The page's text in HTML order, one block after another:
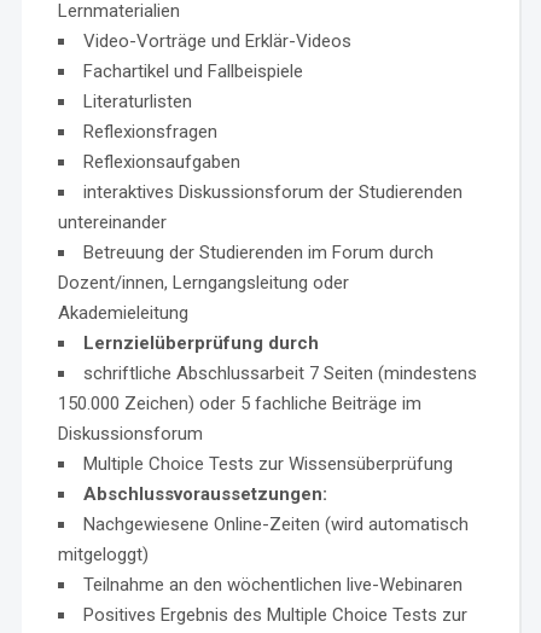
Lernmaterialien
Video-Vorträge und Erklär-Videos
Fachartikel und Fallbeispiele
Literaturlisten
Reflexionsfragen
Reflexionsaufgaben
interaktives Diskussionsforum der Studierenden
untereinander
Betreuung der Studierenden im Forum durch
Dozent/innen, Lerngangsleitung oder
Akademieleitung
Lernzielüberprüfung durch
schriftliche Abschlussarbeit 7 Seiten (mindestens
150.000 Zeichen) oder 5 fachliche Beiträge im
Diskussionsforum
Multiple Choice Tests zur Wissensüberprüfung
Abschlussvoraussetzungen:
Nachgewiesene Online-Zeiten (wird automatisch
mitgeloggt)
Teilnahme an den wöchentlichen live-Webinaren
Positives Ergebnis des Multiple Choice Tests zur